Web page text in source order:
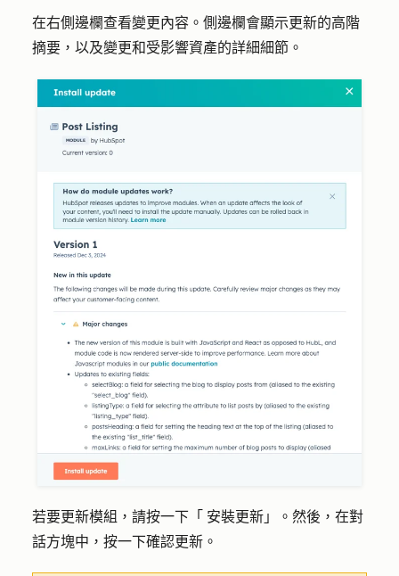
在右側邊欄查看變更內容。側邊欄會顯示更新的高階
摘要，以及變更和受影響資產的詳細細節。
若要更新模組，請按一下「 安裝更新 」。然後，在對
話方塊中，按一下確認更新 。